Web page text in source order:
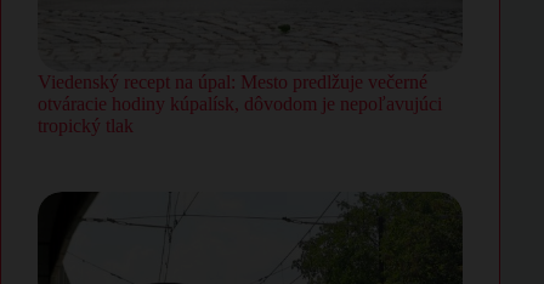
Viedenský recept na úpal: Mesto predlžuje večerné
otváracie hodiny kúpalísk, dôvodom je nepoľavujúci
tropický tlak